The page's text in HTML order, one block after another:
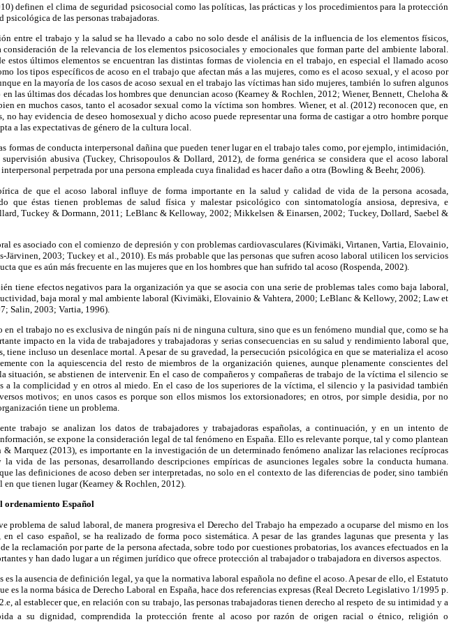
definen el clima de seguridad psicosocial como las políticas, las prácticas y los procedimientos para la protección
psicológica de las personas trabajadoras.
entre el trabajo y la salud se ha llevado a cabo no solo desde el análisis de la influencia de los elementos físicos,
consideración de la relevancia de los elementos psicosociales y emocionales que forman parte del ambiente laboral.
estos últimos elementos se encuentran las distintas formas de violencia en el trabajo, en especial el llamado acoso
los tipos específicos de acoso en el trabajo que afectan más a las mujeres, como es el acoso sexual, y el acoso por
en la mayoría de los casos de acoso sexual en el trabajo las víctimas han sido mujeres, también lo sufren algunos
en las últimas dos décadas los hombres que denuncian acoso (Kearney & Rochlen, 2012; Wiener, Bennett, Cheloha &
en muchos casos, tanto el acosador sexual como la víctima son hombres. Wiener, et al. (2012) reconocen que, en
no hay evidencia de deseo homosexual y dicho acoso puede representar una forma de castigar a otro hombre porque
a las expectativas de género de la cultura local.
formas de conducta interpersonal dañina que pueden tener lugar en el trabajo tales como, por ejemplo, intimidación,
abusiva (Tuckey, Chrisopoulos & Dollard, 2012), de forma genérica se considera que el acoso laboral
perpetrada por una persona empleada cuya finalidad es hacer daño a otra (Bowling & Beehr, 2006).
de que el acoso laboral influye de forma importante en la salud y calidad de vida de la persona acosada,
que éstas tienen problemas de salud física y malestar psicológico con sintomatología ansiosa, depresiva, e
Tuckey & Dormann, 2011; LeBlanc & Kelloway, 2002; Mikkelsen & Einarsen, 2002; Tuckey, Dollard, Saebel &
es asociado con el comienzo de depresión y con problemas cardiovasculares (Kivimäki, Virtanen, Vartia, Elovainio,
Järvinen, 2003; Tuckey et al., 2010). Es más probable que las personas que sufren acoso laboral utilicen los servicios
que es aún más frecuente en las mujeres que en los hombres que han sufrido tal acoso (Rospenda, 2002).
tiene efectos negativos para la organización ya que se asocia con una serie de problemas tales como baja laboral,
baja moral y mal ambiente laboral (Kivimäki, Elovainio & Vahtera, 2000; LeBlanc & Kellowy, 2002; Law et
Salin, 2003; Vartia, 1996).
en el trabajo no es exclusiva de ningún país ni de ninguna cultura, sino que es un fenómeno mundial que, como se ha
impacto en la vida de trabajadores y trabajadoras y serias consecuencias en su salud y rendimiento laboral que,
tiene incluso un desenlace mortal. A pesar de su gravedad, la persecución psicológica en que se materializa el acoso
con la aquiescencia del resto de miembros de la organización quienes, aunque plenamente conscientes del
situación, se abstienen de intervenir. En el caso de compañeros y compañeras de trabajo de la víctima el silencio se
a la complicidad y en otros al miedo. En el caso de los superiores de la víctima, el silencio y la pasividad también
motivos; en unos casos es porque son ellos mismos los extorsionadores; en otros, por simple desidia, por no
tiene un problema.
trabajo se analizan los datos de trabajadores y trabajadoras españolas, a continuación, y en un intento de
se expone la consideración legal de tal fenómeno en España. Ello es relevante porque, tal y como plantean
& Marquez (2013), es importante en la investigación de un determinado fenómeno analizar las relaciones recíprocas
vida de las personas, desarrollando descripciones empíricas de asunciones legales sobre la conducta humana.
las definiciones de acoso deben ser interpretadas, no solo en el contexto de las diferencias de poder, sino también
en que tienen lugar (Kearney & Rochlen, 2012).
ordenamiento Español
problema de salud laboral, de manera progresiva el Derecho del Trabajo ha empezado a ocuparse del mismo en los
el caso español, se ha realizado de forma poco sistemática. A pesar de las grandes lagunas que presenta y las
la reclamación por parte de la persona afectada, sobre todo por cuestiones probatorias, los avances efectuados en la
y han dado lugar a un régimen jurídico que ofrece protección al trabajador o trabajadora en diversos aspectos.
es la ausencia de definición legal, ya que la normativa laboral española no define el acoso. A pesar de ello, el Estatuto
es la norma básica de Derecho Laboral en España, hace dos referencias expresas (Real Decreto Legislativo 1/1995 p.
al establecer que, en relación con su trabajo, las personas trabajadoras tienen derecho al respeto de su intimidad y a
a su dignidad, comprendida la protección frente al acoso por razón de origen racial o étnico, religión o